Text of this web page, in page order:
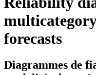
forecasts
Diagrammes de